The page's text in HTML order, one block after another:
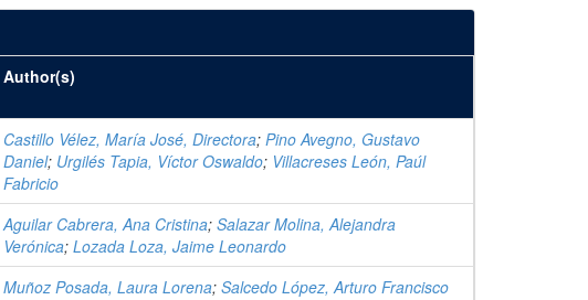
Author(s)
Castillo Vélez, María José, Directora; Pino Avegno, Gustavo
Daniel; Urgilés Tapia, Víctor Oswaldo; Villacreses León, Paúl
Fabricio
Aguilar Cabrera, Ana Cristina; Salazar Molina, Alejandra
Verónica; Lozada Loza, Jaime Leonardo
Muñoz Posada, Laura Lorena; Salcedo López, Arturo Francisco